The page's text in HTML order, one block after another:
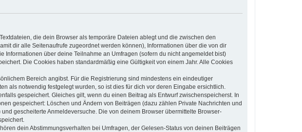
die dein Browser als temporäre Dateien ablegt und die zwischen den
dir alle Seitenaufrufe zugeordnet werden können), Informationen über die von dir
über deine Teilnahme an Umfragen (sofern du nicht angemeldet bist)
Die Cookies haben standardmäßig eine Gültigkeit von einem Jahr. Alle Cookies
Bereich angibst. Für die Registrierung sind mindestens ein eindeutiger
als notwendig festgelegt wurden, so ist dies für dich vor deren Eingabe ersichtlich.
gespeichert. Gleiches gilt, wenn du einen Beitrag als Entwurf zwischenspeicherst. In
gespeichert: Löschen und Ändern von Beiträgen (dazu zählen Private Nachrichten und
gescheiterte Anmeldeversuche. Die von deinem Browser übermittelte Browser-
dein Abstimmungsverhalten bei Umfragen, der Gelesen-Status von deinen Beiträgen